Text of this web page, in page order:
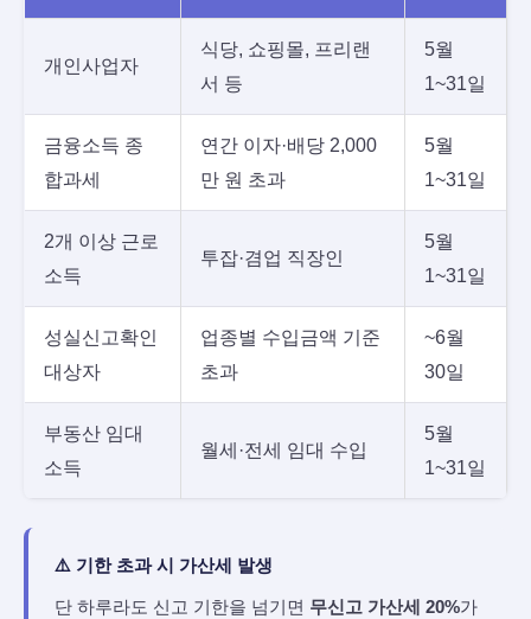
개인사업자
식당, 쇼핑몰, 프리랜
서 등
5월
1~31일
금융소득 종
합과세
연간 이자·배당 2,000
만 원 초과
5월
1~31일
2개 이상 근로
소득
투잡·겸업 직장인
5월
1~31일
성실신고확인
대상자
업종별 수입금액 기준
초과
~6월
30일
부동산 임대
소득
월세·전세 임대 수입
5월
1~31일
⚠️ 기한 초과 시 가산세 발생
단 하루라도 신고 기한을 넘기면 무신고 가산세 20%가